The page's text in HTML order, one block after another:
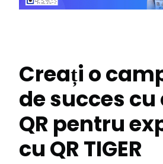
Creați o
de succes
QR pentru
cu QR TIGER